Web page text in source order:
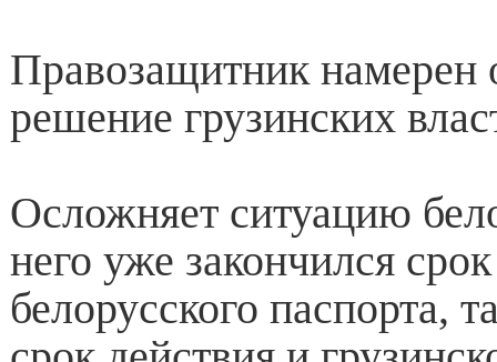
Правозащитник намерен
решение грузинских
Осложняет ситуацию
него уже закончился
белорусского паспорта,